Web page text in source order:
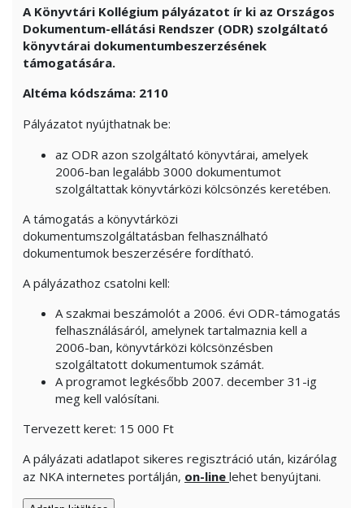
A Könyvtári Kollégium pályázatot ír ki az Országos
Dokumentum-ellátási Rendszer (ODR) szolgáltató
könyvtárai dokumentumbeszerzésének
támogatására.
Altéma kódszáma: 2110
Pályázatot nyújthatnak be:
az ODR azon szolgáltató könyvtárai, amelyek
2006-ban legalább 3000 dokumentumot
szolgáltattak könyvtárközi kölcsönzés keretében.
A támogatás a könyvtárközi
dokumentumszolgáltatásban felhasználható
dokumentumok beszerzésére fordítható.
A pályázathoz csatolni kell:
A szakmai beszámolót a 2006. évi ODR-támogatás
felhasználásáról, amelynek tartalmaznia kell a
2006-ban, könyvtárközi kölcsönzésben
szolgáltatott dokumentumok számát.
A programot legkésőbb 2007. december 31-ig
meg kell valósítani.
Tervezett keret: 15 000 Ft
A pályázati adatlapot sikeres regisztráció után, kizárólag
az NKA internetes portálján, on-line lehet benyújtani.